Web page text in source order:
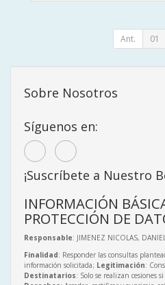
Ant. 01
Sobre Nosotros
Síguenos en:
¡Suscríbete a Nuestro
INFORMACIÓN
PROTECCIÓN DE
Responsable: JIMENEZ NICOLAS,
Finalidad: Responder las consultas
información solicitada; Legitimación:
Destinatarios: Solo se realizan cesiones